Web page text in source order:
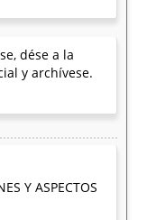
dése a la
y archívese.
Y ASPECTOS